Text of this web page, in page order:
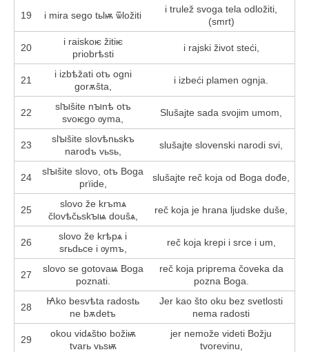
19 i mira sego tьlѭ ѿložiti
i trulež svoga tela odložiti,
(smrt)
20
i raiskoѥ žitіѥ
prіobrѣsti
i rajski život steći,
21
i izbѣžati otъ ogni
gorѫšta,
i izbeći plamen ognja.
22
slꙑšite nꙑnѣ otъ
svoѥgo ѹma,
Slušajte sada svojim umom,
23
slꙑšite slovѣnьskъ
narodъ vьsь,
slušajte slovenski narodi svi,
24
slꙑšite slovo, otъ Boga
prїide,
slušajte reč koja od Boga dođe,
25
slovo že krъmѧ
človѣčьskꙑѩ doušѧ,
reč koja je hrana ljudske duše,
26
slovo že krѣpѧ i
srьdьce i ѹmъ,
reč koja krepi i srce i um,
27
slovo se gotovaѩ Boga
poznati.
reč koja priprema čoveka da
pozna Boga.
28
Ꙗko besvѣta radostь
ne bѫdetъ
Jer kao što oku bez svetlosti
nema radosti
29
okou vidѧštю božіѭ
tvarь vьsѭ
jer nemože videti Božju
tvorevinu,